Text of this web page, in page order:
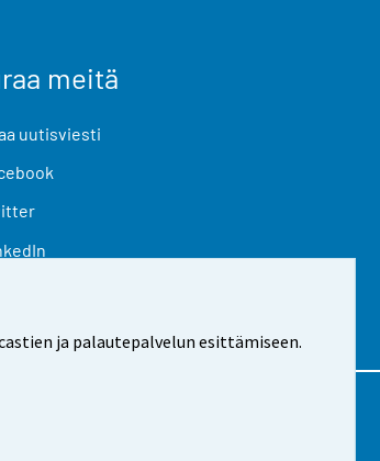
ja palautepalvelun esittämiseen.
meitä
uutisviesti